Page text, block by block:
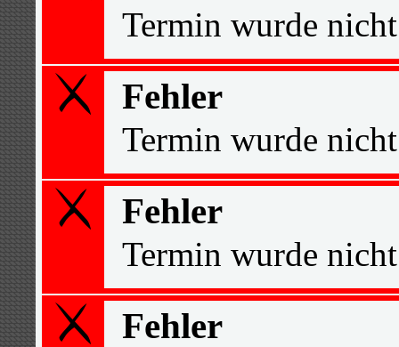
Termin wurde
Fehler
Termin wurde
Fehler
Termin wurde
Fehler